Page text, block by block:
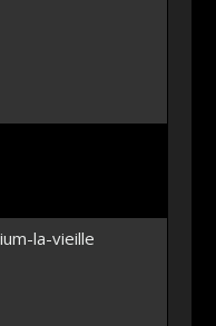
la-vieille